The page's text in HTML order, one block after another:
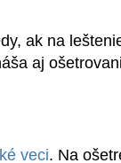
ak na
aj
veci. Na